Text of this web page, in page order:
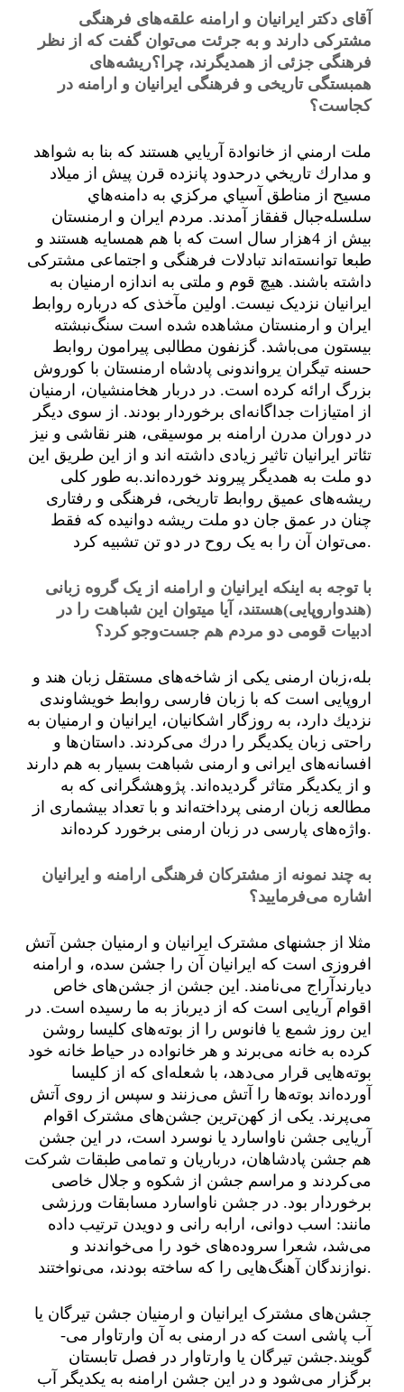
آقای دکتر ایرانیان و ارامنه علقه‌های فرهنگی
مشترکی دارند و به جرئت می‌توان گفت که از نظر
فرهنگی جزئی از همدیگرند، چرا؟ریشه‌های
همبستگی تاریخی و فرهنگی ایرانیان و ارامنه در
کجاست؟
ملت ارمني از خانوادة آريايي هستند كه بنا به شواهد
و مدارك تاريخي درحدود پانزده قرن پيش از ميلاد
مسيح از مناطق آسياي مركزي به دامنه‌هاي
سلسله‌جبال قفقاز آمدند. مردم ایران و ارمنستان
بیش از 4هزار سال است که با هم همسایه‌ هستند و
طبعا توانسته‌اند تبادلات فرهنگی و اجتماعی مشترکی
داشته باشند. هیچ قوم و ملتی به اندازه ارمنیان به
ایرانیان نزدیک نیست. اولین مآخذی که درباره روابط
ایران و ارمنستان مشاهده شده است سنگ‌نبشته
بیستون می‌باشد. گزنفون مطالبی پیرامون روابط
حسنه تیگران یرواندونی پادشاه ارمنستان با کوروش
بزرگ ارائه کرده است. در دربار هخامنشیان، ارمنیان
از امتیازات جداگانه‌ای برخوردار بودند. از سوی دیگر
در دوران مدرن ارامنه بر موسیقی، هنر نقاشی و نیز
تئاتر ایرانیان تاثیر زیادی داشته اند و از این طریق این
دو ملت به همدیگر پیروند خورده‌اند.به طور کلی
ریشه‌های عمیق روابط تاریخی، فرهنگی و رفتاری
چنان در عمق جان دو ملت ریشه دوانیده که فقط
می‌توان آن را به یک روح در دو تن تشبیه کرد.
با توجه به اینکه ایرانیان و ارامنه از یک گروه زبانی
(هندواروپایی)هستند، آیا میتوان این شباهت را در
ادبیات قومی دو مردم هم جست‌وجو کرد؟
بله،زبان ارمنی یكی از شاخه‌های مستقل زبان هند و
اروپایی است كه با زبان فارسی روابط خویشاوندی
نزدیك دارد، به روزگار اشكانیان، ایرانیان و ارمنیان به
راحتی زبان یكدیگر را درك می‌كردند. داستان‌ها و
افسانه‌های ایرانی و ارمنی شباهت بسیار به هم دارند
و از یكدیگر متاثر گردیده‌اند. پژوهشگرانی که به
مطالعه زبان ارمنی پرداخته‌اند و با تعداد بیشماری از
واژه‌های پارسی در زبان ارمنی برخورد كرده‌اند.
به چند نمونه از مشترکان فرهنگی ارامنه و ایرانیان
اشاره می‌فرمایید؟
مثلا از جشنهای مشترک ایرانیان و ارمنیان جشن آتش
افروزی است که ایرانیان آن را جشن سده، و ارامنه
دیارندآراج می‌نامند. این جشن از جشن‌های خاص
اقوام آریایی است که از دیرباز به ما رسیده است. در
این روز شمع یا فانوس را از بوته‌های کلیسا روشن
کرده به خانه می‌برند و هر خانواده در حیاط خانه خود
بوته‌هایی قرار می‌دهد، با شعله‌ای که از کلیسا
آورده‌اند بوته‌ها را آتش می‌زنند و سپس از روی آتش
می‌پرند. یکی از کهن‌ترین جشن‌های مشترک اقوام
آریایی جشن ناواسارد یا نوسرد است، در این جشن
هم جشن پادشاهان، درباریان و تمامی طبقات شرکت
می‌کردند و مراسم جشن از شکوه و جلال خاصی
برخوردار بود. در جشن ناواسارد مسابقات ورزشی
مانند: اسب دوانی، ارابه رانی و دویدن ترتیب داده
می‌شد، شعرا سروده‌های خود را می‌خواندند و
نوازندگان آهنگ‌هایی را که ساخته بودند، می‌نواختند.
جشن‌های مشترک ایرانیان و ارمنیان جشن تیرگان یا
آب پاشی است که در ارمنی به آن وارتاوار می-
گویند.جشن تیرگان یا وارتاوار در فصل تابستان
برگزار می‌شود و در این جشن ارامنه به یکدیگر آب